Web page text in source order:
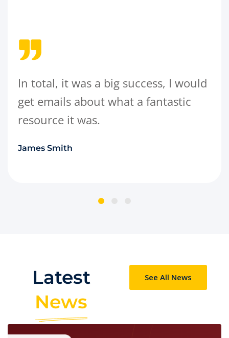
In total, it was a big success, I would
get emails about what a fantastic
resource it was.
James Smith
Latest
News
See All News